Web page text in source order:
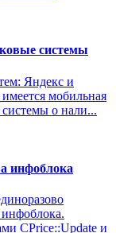
системы
Яндекс и
мобильная
о нали...
инфоблока
инфоблока.
CPrice::Update и